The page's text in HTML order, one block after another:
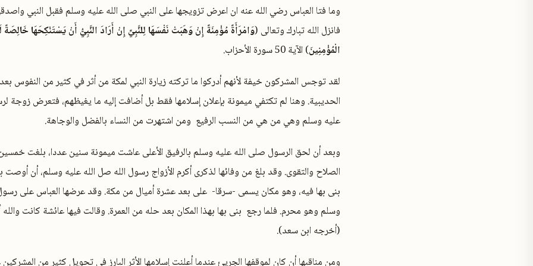
وما فتا العباس رضي الله عنه ان اعرض تزويجها على النبي صلى الله عليه وسلم فقبل النبي
فانزل الله تبارك وتعالى (وَامْرَأَةً مُؤْمِنَةً إِنْ وَهَبَتْ نَفْسَهَا لِلنَّبِيِّ إِنْ أَرَادَ النَّبِيُّ أَنْ يَسْتَنْكِحَهَا
الْمُؤْمِنِينَ) الآية 50 سورة الأحزاب.
لقد توجس المشركون خيفة لأنهم أدركوا ما تركته زيارة النبي لمكة من أثر في كثير من النفوس
الحديبية. وهنا لم تكتفي ميمونة بإعلان إسلامها فقط بل أضافت إليه ما يغيظهم، فتعرض زوجة
عليه وسلم وهي من هي من النسب الرفيع ومن اشتهرت من النساء بالفضل والوجاهة.
وبعد أن لحق الرسول صلى الله عليه وسلم بالرفيق الأعلى عاشت ميمونة سنين عددا، بلغت
الصلاح والتقوى. وقد بلغ من وفائها لذكرى أكرم الأزواج رسول الله صل الله عليه وسلم، أن أوصت
بنى بها فيه، وهو مكان يسمى -سرقا- على بعد عشرة أميال من مكة. وقد عرضها العباس على
وسلم وهو محرم. فلما رجع بنى بها بهذا المكان بعد حله من العمرة. وقالت فيها عائشة كانت والله
(أخرجه ابن سعد).